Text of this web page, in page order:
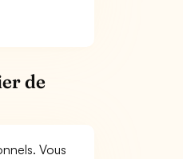
de
Vous